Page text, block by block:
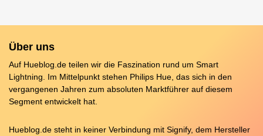
Über uns
Auf Hueblog.de teilen wir die Faszination rund um Smart
Lightning. Im Mittelpunkt stehen Philips Hue, das sich in den
vergangenen Jahren zum absoluten Marktführer auf diesem
Segment entwickelt hat.
Hueblog.de steht in keiner Verbindung mit Signify, dem Hersteller